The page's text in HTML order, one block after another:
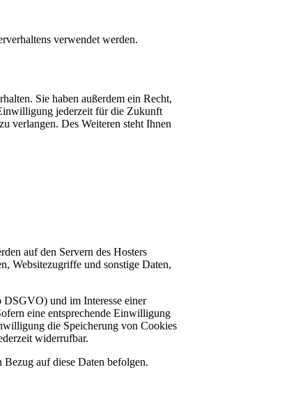
verwendet werden.
Sie haben außerdem ein Recht,
jederzeit für die Zukunft
verlangen. Des Weiteren steht Ihnen
auf den Servern des Hosters
Websitezugriffe und sonstige Daten,
DSGVO) und im Interesse einer
eine entsprechende Einwilligung
die Speicherung von Cookies
widerrufbar.
auf diese Daten befolgen.